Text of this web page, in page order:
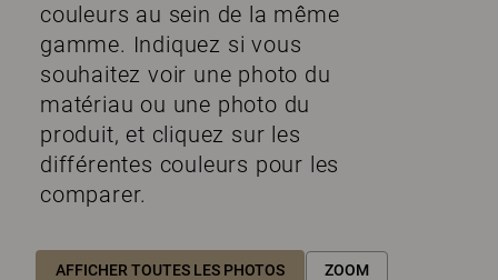
couleurs au sein de la même
gamme. Indiquez si vous
souhaitez voir une photo du
matériau ou une photo du
produit, et cliquez sur les
différentes couleurs pour les
comparer.
AFFICHER TOUTES LES PHOTOS ZOOM